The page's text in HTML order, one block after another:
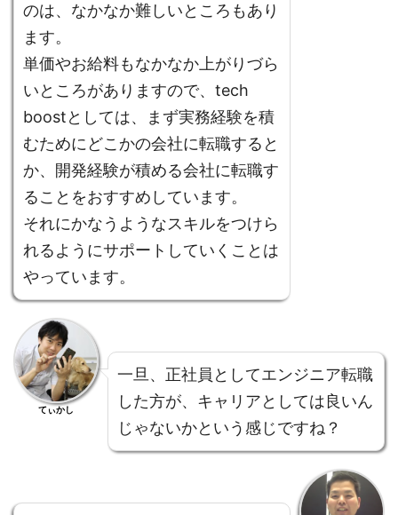
のは、なかなか難しいところもあり
ます。
単価やお給料もなかなか上がりづら
いところがありますので、tech
boostとしては、まず実務経験を積
むためにどこかの会社に転職すると
か、開発経験が積める会社に転職す
ることをおすすめしています。
それにかなうようなスキルをつけら
れるようにサポートしていくことは
やっています。
てぃかし
一旦、正社員としてエンジニア転職
した方が、キャリアとしては良いん
じゃないかという感じですね？